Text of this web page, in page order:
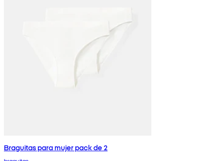
Braguitas para mujer pack de 2